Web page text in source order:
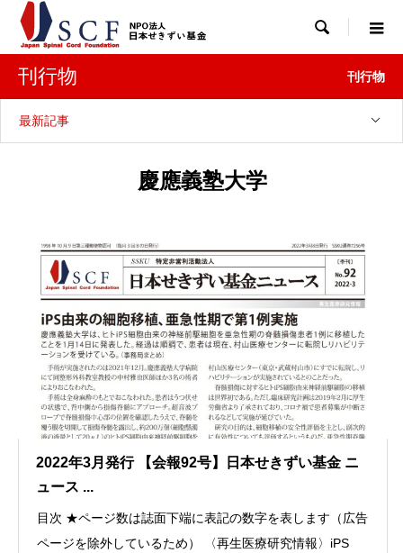

刊行物 刊行物
最新記事
慶應義塾大学
2022年3月発行 【会報92号】日本せきずい基金 ニ
ュース ...
目次 ★ページ数は誌面下端に表記の数字を表します（広告
ページを除外しているため） 〈再生医療研究情報〉iPS